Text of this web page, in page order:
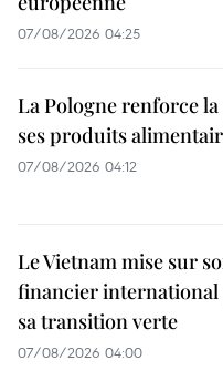
07/08/2026 04:25
La Pologne renforce
ses produits
07/08/2026 04:12
Le Vietnam mise sur
financier
sa transition verte
07/08/2026 04:00